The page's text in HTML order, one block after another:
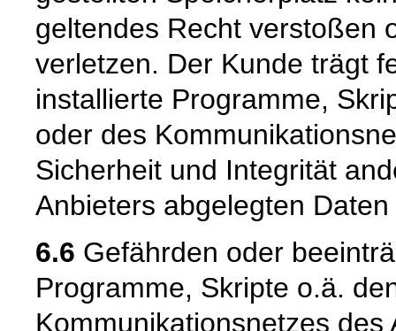
geltendes Recht verstoßen
verletzen. Der Kunde trägt
installierte Programme,
oder des
Sicherheit und Integrität
Anbieters abgelegten
6.6 Gefährden oder
Programme, Skripte o.ä.
Kommunikationsnetzes